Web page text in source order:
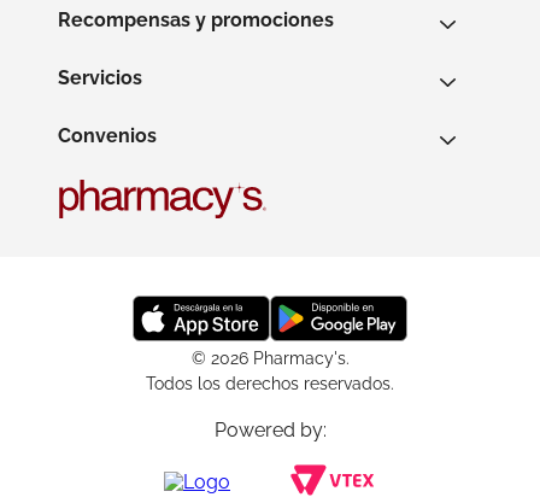
Recompensas y promociones
Servicios
Convenios
© 2026 Pharmacy's.
Todos los derechos reservados.
Powered by: